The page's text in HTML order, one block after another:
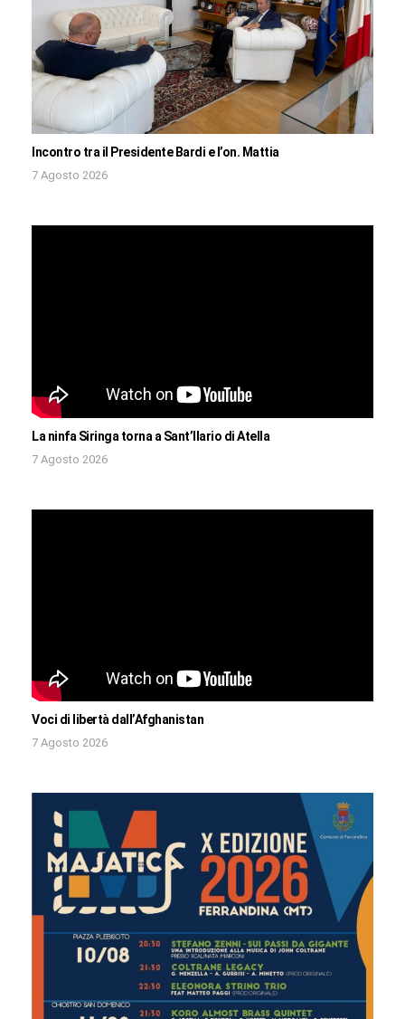
Incontro tra il Presidente Bardi e l’on. Mattia
7 Agosto 2026
La ninfa Siringa torna a Sant’Ilario di Atella
7 Agosto 2026
Voci di libertà dall’Afghanistan
7 Agosto 2026